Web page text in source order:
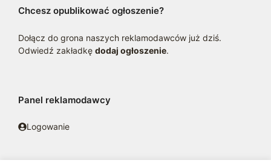
Chcesz opublikować ogłoszenie?
Dołącz do grona naszych reklamodawców już dziś.
Odwiedź zakładkę dodaj ogłoszenie.
Panel reklamodawcy
Logowanie